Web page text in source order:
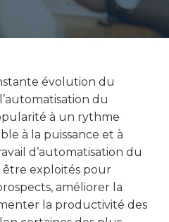
évolution du
du
à un rythme
à la puissance et à
d’automatisation du
exploités pour
améliorer la
la productivité des